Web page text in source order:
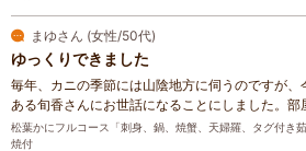
まゆさん (女性/50代)
ゆっくりできました
毎年、カニの季節には山陰地方に伺うのですが
ある旬香さんにお世話になることにしました。
松葉かにフルコース「刺身、鍋、焼蟹、天婦羅、タグ付き
焼付